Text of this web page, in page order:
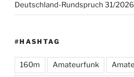
Deutschland-Rundspruch 31/
#HASHTAG
160m Amateurfunk